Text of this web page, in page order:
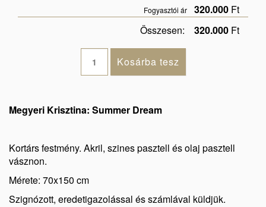
Fogyasztói ár 320.000 Ft
Összesen:
320.000 Ft
Megyeri Krisztina: Summer Dream
Kortárs festmény. Akril, szines pasztell és olaj pasztell
vásznon.
Mérete: 70x150 cm
Szignózott, eredetigazolással és számlával küldjük.